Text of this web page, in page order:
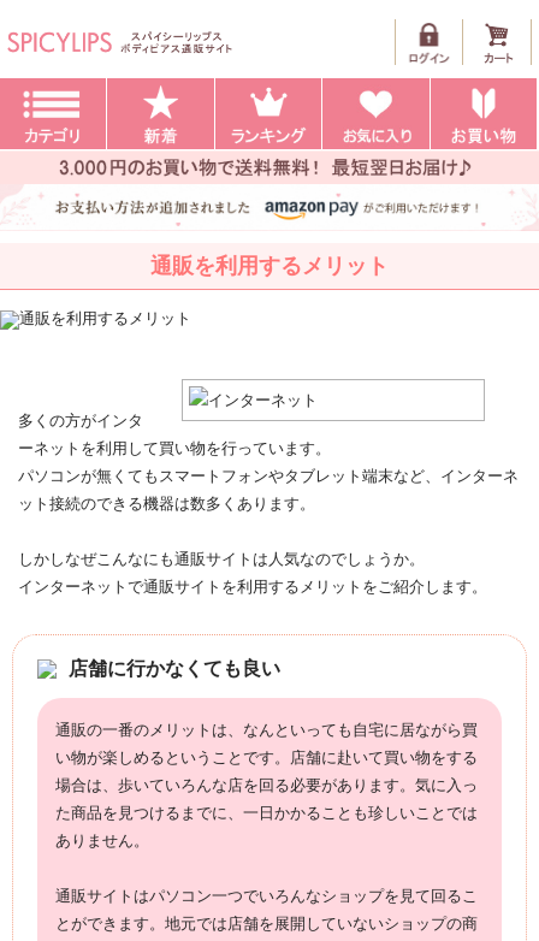
通販を利用するメリット
多くの方がインタ
ーネットを利用して買い物を行っています。
パソコンが無くてもスマートフォンやタブレット端末など、インターネ
ット接続のできる機器は数多くあります。
しかしなぜこんなにも通販サイトは人気なのでしょうか。
インターネットで通販サイトを利用するメリットをご紹介します。
店舗に行かなくても良い
通販の一番のメリットは、なんといっても自宅に居ながら買
い物が楽しめるということです。店舗に赴いて買い物をする
場合は、歩いていろんな店を回る必要があります。気に入っ
た商品を見つけるまでに、一日かかることも珍しいことでは
ありません。
通販サイトはパソコン一つでいろんなショップを見て回るこ
とができます。地元では店舗を展開していないショップの商